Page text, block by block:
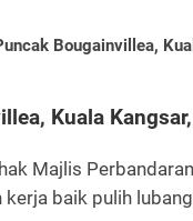
Bougainvillea,
Kuala
Majlis
baik pulih